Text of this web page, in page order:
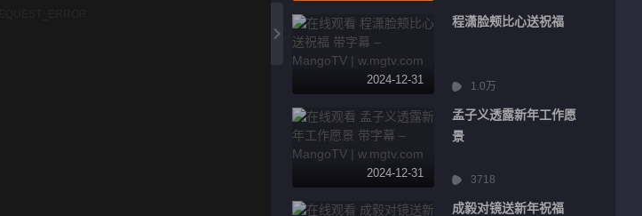
2024-12-31
程潇脸颊比心送祝福
1.0万
2024-12-31
孟子义透露新年工作愿
景
3718
成毅对镜送新年祝福